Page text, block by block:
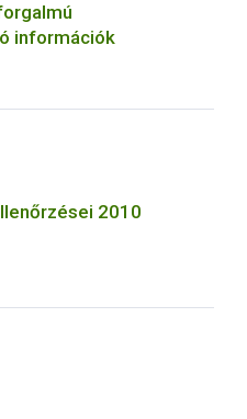
információk
2010